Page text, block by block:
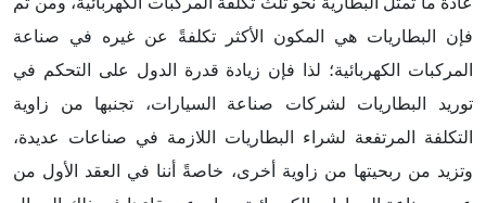
فإن البطاريات هي المكون الأكثر تكلفةً عن غيره في صناعة
المركبات الكهربائية؛ لذا فإن زيادة قدرة الدول على التحكم في
توريد البطاريات لشركات صناعة السيارات، تجنبها من زاوية
التكلفة المرتفعة لشراء البطاريات اللازمة في صناعات عديدة،
وتزيد من ربحيتها من زاوية أخرى، خاصةً أننا في العقد الأول من